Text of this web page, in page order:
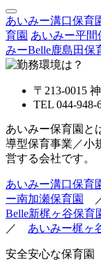
あいみー溝口保育
育園 あいみー平間
みーBelle鹿島田保
〒213-0015
TEL 044-
あいみー保育園と
導型保育事業／小
営する会社です。
あいみー溝口保育
ー南加瀬保育園
Belle新梶ヶ谷保育
／ あいみー梶ヶ
安全安心な保育園